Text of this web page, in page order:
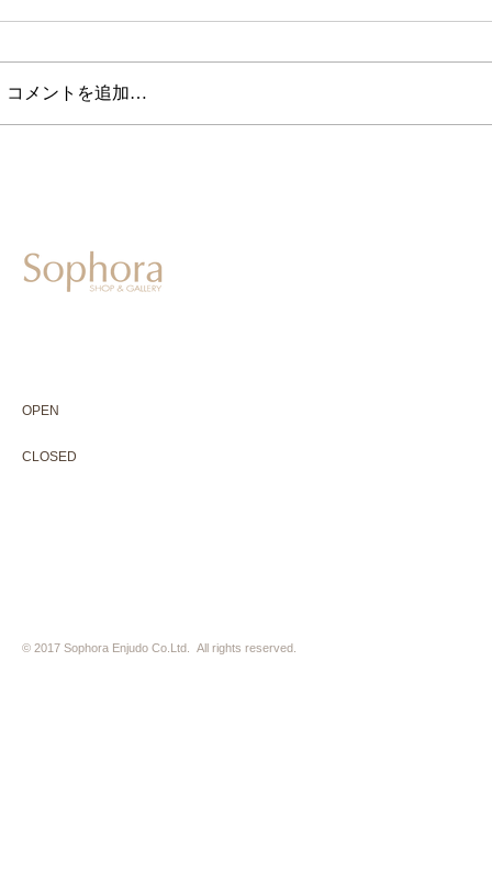
コメントを追加…
OPEN
CLOSED
© 2017 Sophora Enjudo Co.Ltd. All rights reserved.